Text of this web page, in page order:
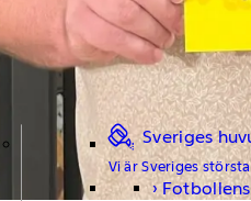
Sveriges
Vi är Sveriges
Fotbollens